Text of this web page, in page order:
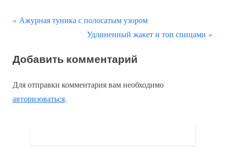
Навигация
записям
П
д
д
у
Ажурная туника с полосатым узором
С
е
у
Удлиненный жакет и топ спицами
Добавить комментарий
Для отправки комментария вам необходимо
авторизоваться.